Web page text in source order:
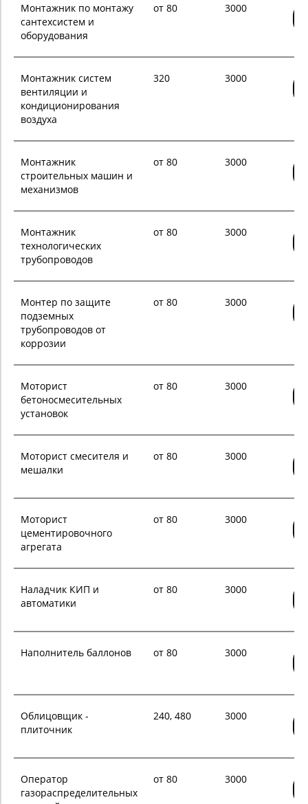
Монтажник по монтажу
сантехсистем и
оборудования
от 80 3000
Монтажник систем
вентиляции и
кондиционирования
воздуха
320 3000
Монтажник
строительных машин и
механизмов
от 80 3000
Монтажник
технологических
трубопроводов
от 80 3000
Монтер по защите
подземных
трубопроводов от
коррозии
от 80 3000
Моторист
бетоносмесительных
установок
от 80 3000
Моторист смесителя и
мешалки
от 80 3000
Моторист
цементировочного
агрегата
от 80 3000
Наладчик КИП и
автоматики
от 80 3000
Наполнитель баллонов от 80 3000
Облицовщик -
плиточник
240, 480 3000
Оператор
газораспределительных
от 80 3000